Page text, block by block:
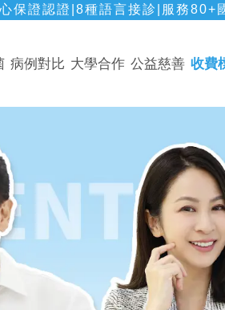
保證認證|8種語言接診|服務80+
病例對比 大學合作 公益慈善 收費